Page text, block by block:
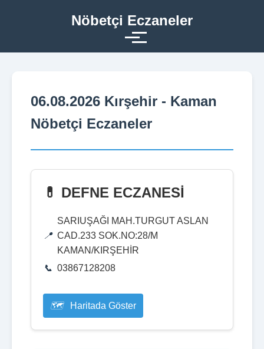
Nöbetçi Eczaneler
06.08.2026 Kırşehir - Kaman
Nöbetçi Eczaneler
💊 DEFNE ECZANESİ
SARIUŞAĞI MAH.TURGUT ASLAN
CAD.233 SOK.NO:28/M
KAMAN/KIRŞEHİR
03867128208
Haritada Göster